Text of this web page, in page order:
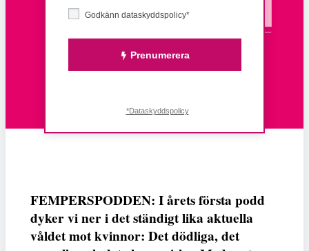
FEMPERSPODDEN: I årets första podd
dyker vi ner i det ständigt lika aktuella
våldet mot kvinnor: Det dödliga, det
Godkänn dataskyddspolicy*
Prenumerera
*Dataskyddspolicy